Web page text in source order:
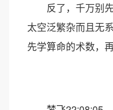
反了，千万别先
太空泛繁杂而且无
先学算命的术数，